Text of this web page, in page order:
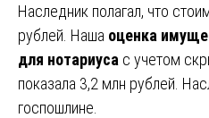
Наследник полагал, что
рублей. Наша оценка
для нотариуса с учетом
показала 3,2 млн рублей.
госпошлине.